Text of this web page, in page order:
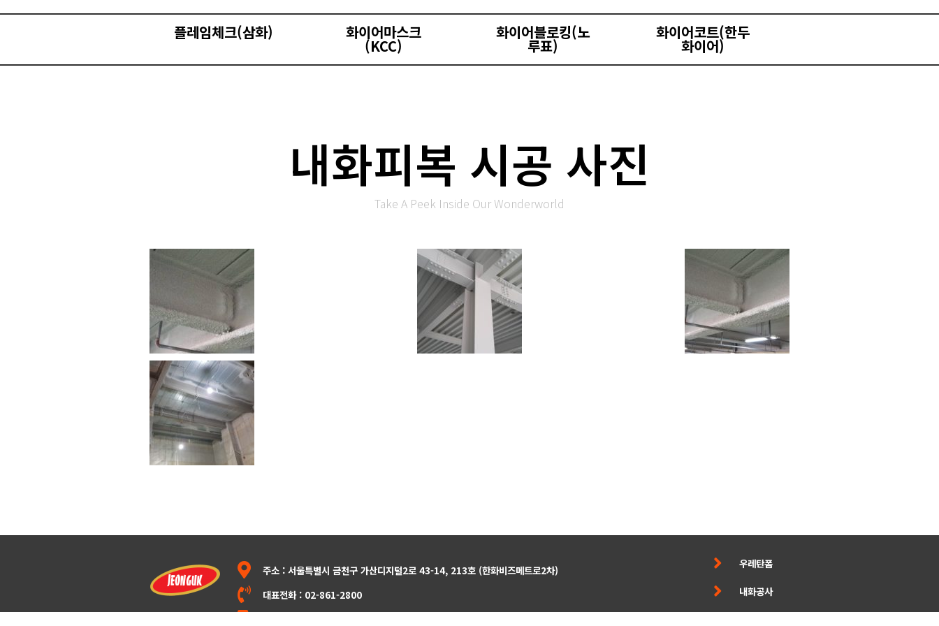
플레임체크(삼화) 화이어마스크
(KCC)
화이어블로킹(노
루표)
화이어코트(한두
화이어)​
내화피복 시공 사진
Take A Peek Inside Our Wonderworld
주소 : 서울특별시 금천구 가산디지털2로 43-14, 213호 (한화비즈메트로2차)
대표전화 : 02-861-2800
우레탄폼
내화공사